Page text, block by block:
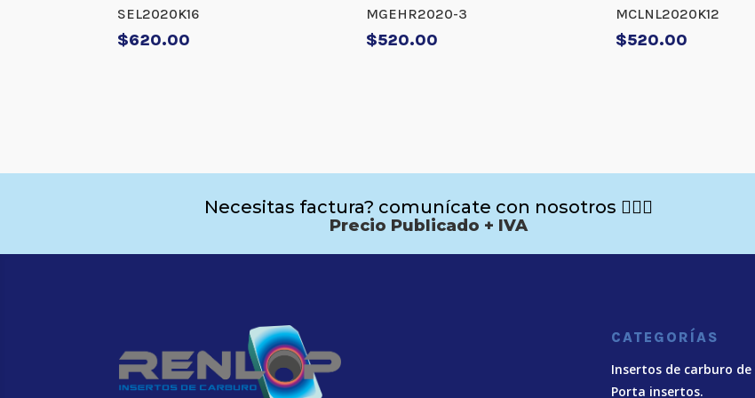
SEL2020K16
$620.00
MGEHR2020-3
$520.00
MCLNL2020K12
$520.00
Necesitas factura? comunícate con nosotros 🙋🏻‍♂️
Precio Publicado + IVA
CATEGORÍAS
Insertos de carburo
Porta insertos.